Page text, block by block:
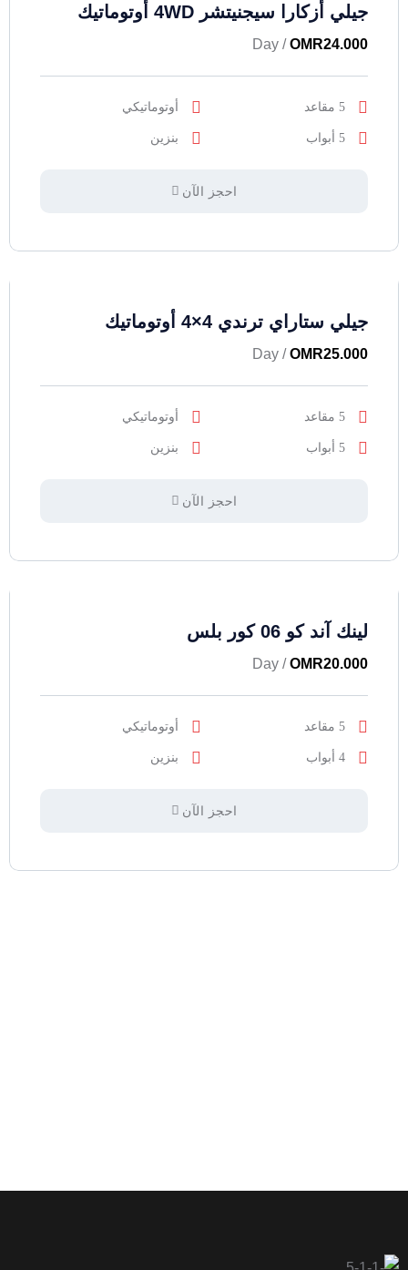
جيلي أزكارا سيجنيتشر 4WD أوتوماتيك
OMR24.000
/ Day
5 مقاعد أوتوماتيكي
5 أبواب بنزين
احجز الآن
جيلي ستاراي ترندي 4×4 أوتوماتيك
OMR25.000
/ Day
5 مقاعد أوتوماتيكي
5 أبواب بنزين
احجز الآن
لينك آند كو 06 كور بلس
OMR20.000
/ Day
5 مقاعد أوتوماتيكي
4 أبواب بنزين
احجز الآن